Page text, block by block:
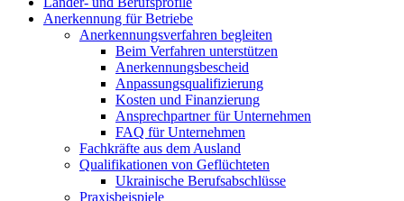
Anerkennung für Betriebe
Anerkennungsverfahren begleiten
Beim Verfahren unterstützen
Anerkennungsbescheid
Anpassungsqualifizierung
Kosten und Finanzierung
Ansprechpartner für Unternehmen
FAQ für Unternehmen
Fachkräfte aus dem Ausland
Qualifikationen von Geflüchteten
Ukrainische Berufsabschlüsse
Praxisbeispiele